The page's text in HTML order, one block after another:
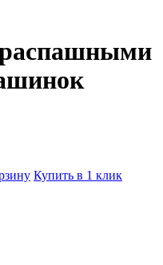
распашными
Купить в 1 клик